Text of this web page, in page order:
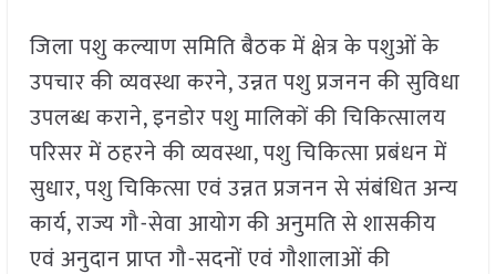
जिला पशु कल्याण समिति बैठक में क्षेत्र के पशुओं के
उपचार की व्यवस्था करने, उन्नत पशु प्रजनन की सुविधा
उपलब्ध कराने, इनडोर पशु मालिकों की चिकित्सालय
परिसर में ठहरने की व्यवस्था, पशु चिकित्सा प्रबंधन में
सुधार, पशु चिकित्सा एवं उन्नत प्रजनन से संबंधित अन्य
कार्य, राज्य गौ-सेवा आयोग की अनुमति से शासकीय
एवं अनुदान प्राप्त गौ-सदनों एवं गौशालाओं की